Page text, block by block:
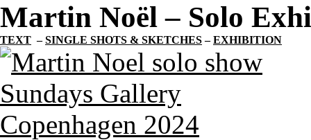
Martin Noël – Solo
TEXT –SINGLE SHOTS & SKETCHES–EXHIBITION